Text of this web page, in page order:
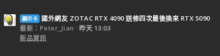
顯示卡
國外網友 ZOTAC RTX 4090 送修四次最後換來 RTX 5090
最新：Peter_Jian
昨天 13:03
新品資訊